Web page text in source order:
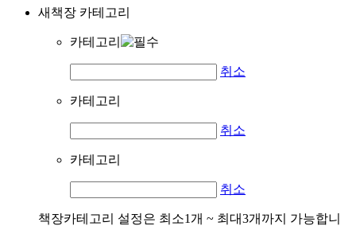
새책장 카테고리
카테고리
취소
카테고리
취소
카테고리
취소
책장카테고리 설정은 최소1개 ~ 최대3개까지 가능합니